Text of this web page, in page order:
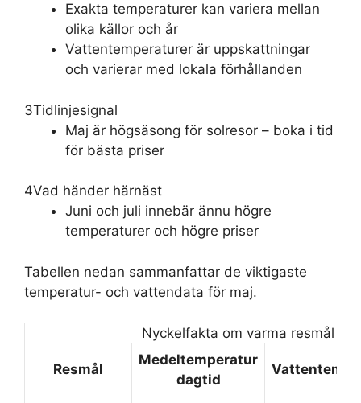
Exakta temperaturer kan variera mellan
olika källor och år
Vattentemperaturer är uppskattningar
och varierar med lokala förhållanden
3Tidlinjesignal
Maj är högsäsong för solresor – boka i tid
för bästa priser
4Vad händer härnäst
Juni och juli innebär ännu högre
temperaturer och högre priser
Tabellen nedan sammanfattar de viktigaste
temperatur- och vattendata för maj.
Nyckelfakta om varma resmål i
Resmål
Medeltemperatur
dagtid